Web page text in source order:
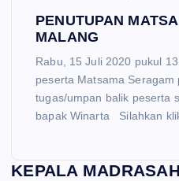
PENUTUPAN
MALANG
Rabu, 15 Juli 2020 pukul
peserta Matsama Seragam
tugas/umpan balik peserta
bapak Winarta Silahkan
KEPALA MADRASAH